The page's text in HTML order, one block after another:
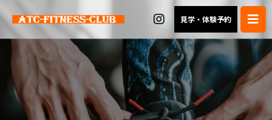
見学・体験予約